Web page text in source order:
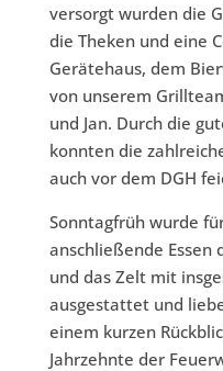
versorgt wurden die
die Theken und eine
Gerätehaus, dem
von unserem
und Jan. Durch die
konnten die
auch vor dem DGH
Sonntagfrüh wurde
anschließende Essen
und das Zelt mit
ausgestattet und
einem kurzen
Jahrzehnte der